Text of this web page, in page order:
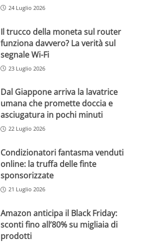
24 Luglio 2026
Il trucco della moneta sul router
funziona davvero? La verità sul
segnale Wi-Fi
23 Luglio 2026
Dal Giappone arriva la lavatrice
umana che promette doccia e
asciugatura in pochi minuti
22 Luglio 2026
Condizionatori fantasma venduti
online: la truffa delle finte
sponsorizzate
21 Luglio 2026
Amazon anticipa il Black Friday:
sconti fino all’80% su migliaia di
prodotti